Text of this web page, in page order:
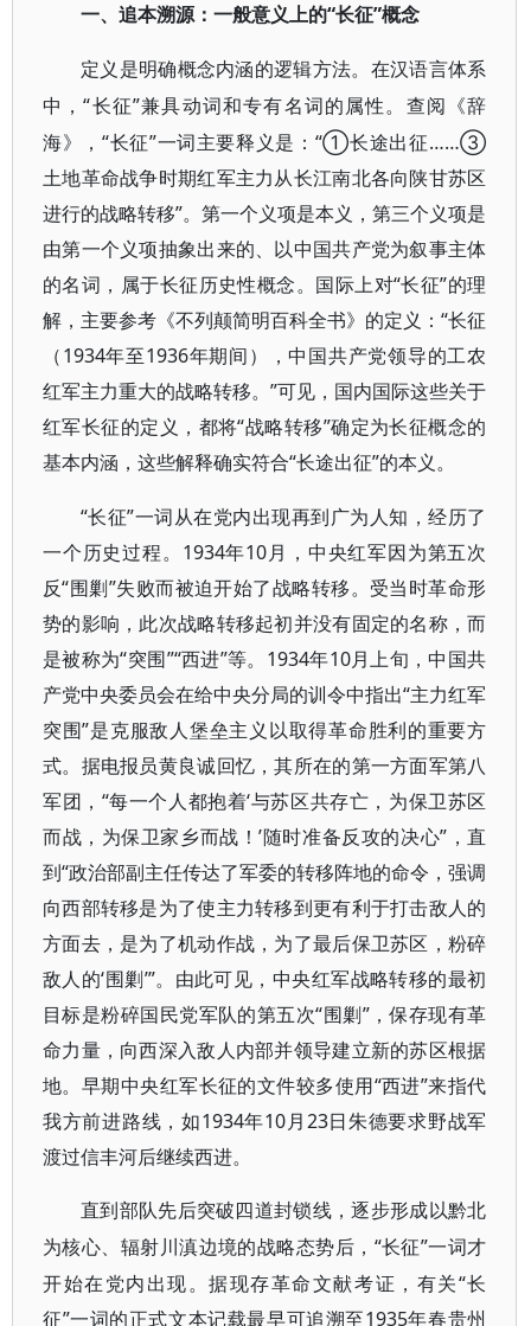
一、追本溯源：一般意义上的“长征”概念
定义是明确概念内涵的逻辑方法。在汉语言体系
中，“长征”兼具动词和专有名词的属性。查阅《辞
海》，“长征”一词主要释义是：“①长途出征……③
土地革命战争时期红军主力从长江南北各向陕甘苏区
进行的战略转移”。第一个义项是本义，第三个义项是
由第一个义项抽象出来的、以中国共产党为叙事主体
的名词，属于长征历史性概念。国际上对“长征”的理
解，主要参考《不列颠简明百科全书》的定义：“长征
（1934年至1936年期间），中国共产党领导的工农
红军主力重大的战略转移。”可见，国内国际这些关于
红军长征的定义，都将“战略转移”确定为长征概念的
基本内涵，这些解释确实符合“长途出征”的本义。
“长征”一词从在党内出现再到广为人知，经历了
一个历史过程。1934年10月，中央红军因为第五次
反“围剿”失败而被迫开始了战略转移。受当时革命形
势的影响，此次战略转移起初并没有固定的名称，而
是被称为“突围”“西进”等。1934年10月上旬，中国共
产党中央委员会在给中央分局的训令中指出“主力红军
突围”是克服敌人堡垒主义以取得革命胜利的重要方
式。据电报员黄良诚回忆，其所在的第一方面军第八
军团，“每一个人都抱着‘与苏区共存亡，为保卫苏区
而战，为保卫家乡而战！’随时准备反攻的决心”，直
到“政治部副主任传达了军委的转移阵地的命令，强调
向西部转移是为了使主力转移到更有利于打击敌人的
方面去，是为了机动作战，为了最后保卫苏区，粉碎
敌人的‘围剿’”。由此可见，中央红军战略转移的最初
目标是粉碎国民党军队的第五次“围剿”，保存现有革
命力量，向西深入敌人内部并领导建立新的苏区根据
地。早期中央红军长征的文件较多使用“西进”来指代
我方前进路线，如1934年10月23日朱德要求野战军
渡过信丰河后继续西进。
直到部队先后突破四道封锁线，逐步形成以黔北
为核心、辐射川滇边境的战略态势后， “长征”一词才
开始在党内出现。据现存革命文献考证，有关“长
征”一词的正式文本记载最早可追溯至1935年春贵州